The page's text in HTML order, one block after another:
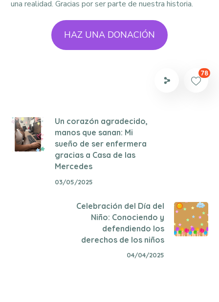
una realidad. Gracias por ser parte de nuestra historia.
HAZ UNA DONACIÓN
78
Un corazón agradecido,
manos que sanan: Mi
sueño de ser enfermera
gracias a Casa de las
Mercedes
03/05/2025
Celebración del Día del
Niño: Conociendo y
defendiendo los
derechos de los niños
04/04/2025